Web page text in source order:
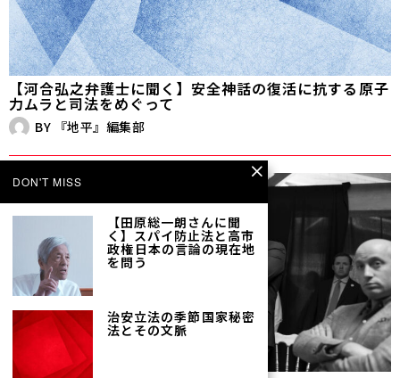
【河合弘之弁護士に聞く】安全神話の復活に抗する――原子
力ムラと司法をめぐって
BY 『地平』編集部
DON'T MISS
【田原総一朗さんに聞
く】スパイ防止法と高市
政権――日本の言論の現在地
を問う
治安立法の季節――国家秘密
法とその文脈